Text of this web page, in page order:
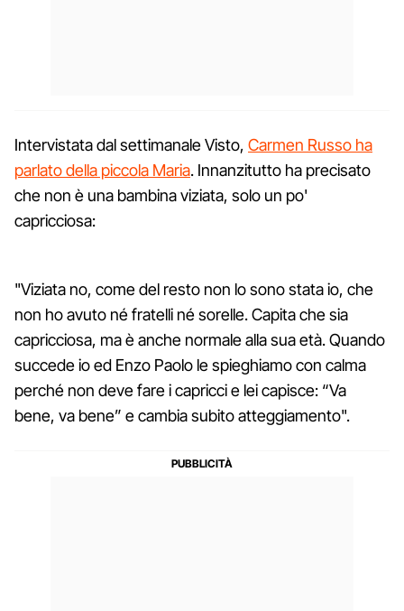
Intervistata dal settimanale Visto, Carmen Russo ha
parlato della piccola Maria. Innanzitutto ha precisato
che non è una bambina viziata, solo un po'
capricciosa:
"Viziata no, come del resto non lo sono stata io, che
non ho avuto né fratelli né sorelle. Capita che sia
capricciosa, ma è anche normale alla sua età. Quando
succede io ed Enzo Paolo le spieghiamo con calma
perché non deve fare i capricci e lei capisce: “Va
bene, va bene” e cambia subito atteggiamento".